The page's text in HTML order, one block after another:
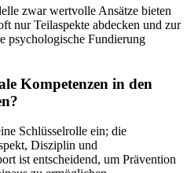
zwar wertvolle Ansätze bieten
nur Teilaspekte abdecken und zur
psychologische Fundierung
Kompetenzen in den
Schlüsselrolle ein; die
Disziplin und
ist entscheidend, um Prävention